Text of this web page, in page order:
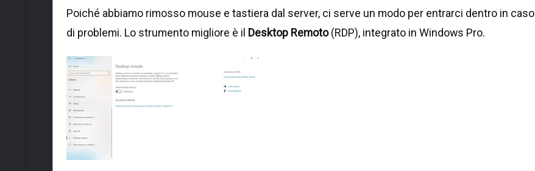
Poiché abbiamo rimosso mouse e tastiera dal server, ci serve un modo per entrarci dentro in caso
di problemi. Lo strumento migliore è il Desktop Remoto(RDP), integrato in Windows Pro.